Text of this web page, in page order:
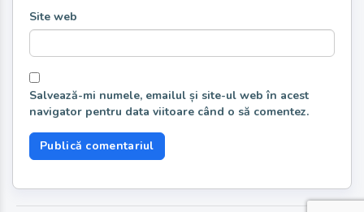
Site web
Salvează-mi numele, emailul și site-ul web în acest
navigator pentru data viitoare când o să comentez.